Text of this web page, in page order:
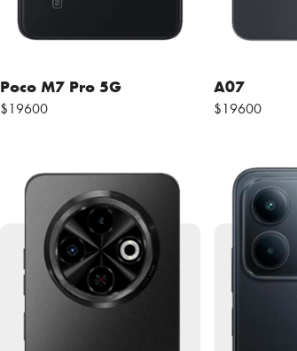
Poco M7 Pro 5G
$19600
A07
$19600